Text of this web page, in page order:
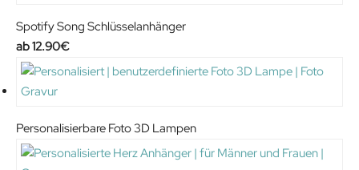
Spotify Song Schlüsselanhänger
12.90€
Personalisierbare Foto 3D Lampen